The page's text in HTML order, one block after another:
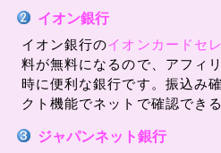
イオン銀行
イオン銀行のイオンカードセ
料が無料になるので、アフィ
時に便利な銀行です。振込み
クト機能でネットで確認でき
ジャパンネット銀行